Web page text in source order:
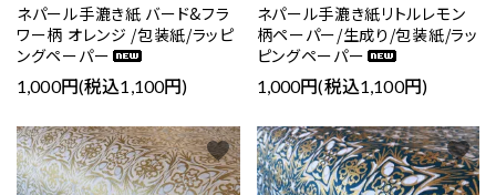
ネパール手漉き紙 バード&フラ
ワー柄 オレンジ /包装紙/ラッピ
ングペーパー
1,000円(税込1,100円)
ネパール手漉き紙リトルレモン
柄ペーパー/生成り/包装紙/ラッ
ピングペーパー
1,000円(税込1,100円)
favorite favorite